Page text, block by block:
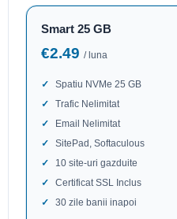
Smart 25 GB
€2.49 / luna
Spatiu NVMe 25 GB
Trafic Nelimitat
Email Nelimitat
SitePad, Softaculous
10 site-uri gazduite
Certificat SSL Inclus
30 zile banii inapoi